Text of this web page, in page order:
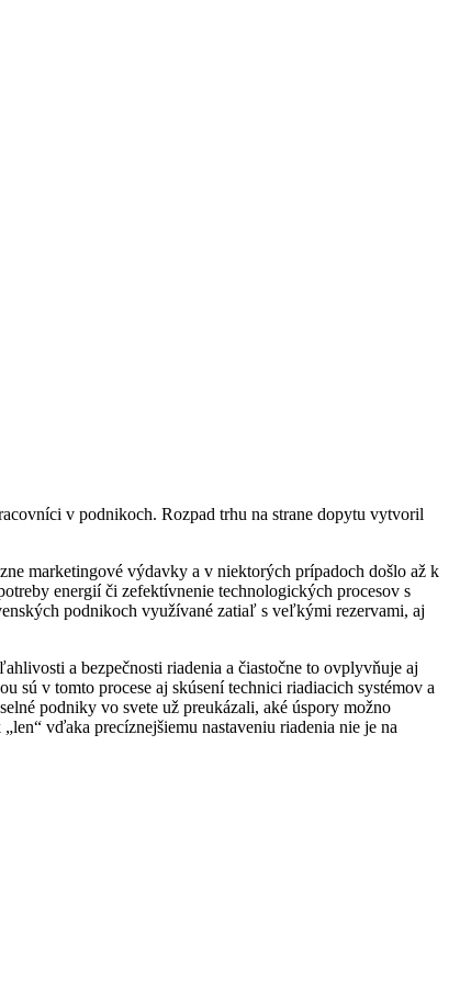
v podnikoch. Rozpad trhu na strane dopytu vytvoril
marketingové výdavky a v niektorých prípadoch došlo až k
energií či zefektívnenie technologických procesov s
podnikoch využívané zatiaľ s veľkými rezervami, aj
a bezpečnosti riadenia a čiastočne to ovplyvňuje aj
sú v tomto procese aj skúsení technici riadiacich systémov a
podniky vo svete už preukázali, aké úspory možno
vďaka precíznejšiemu nastaveniu riadenia nie je na